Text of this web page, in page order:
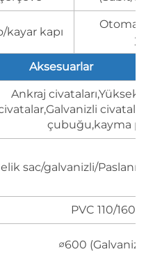
kayar kapı
Aksesuarlar
Ankraj civataları,Yüksek
çubuğu,kayma
sac/galvanizli/
PVC 110/160
∅600